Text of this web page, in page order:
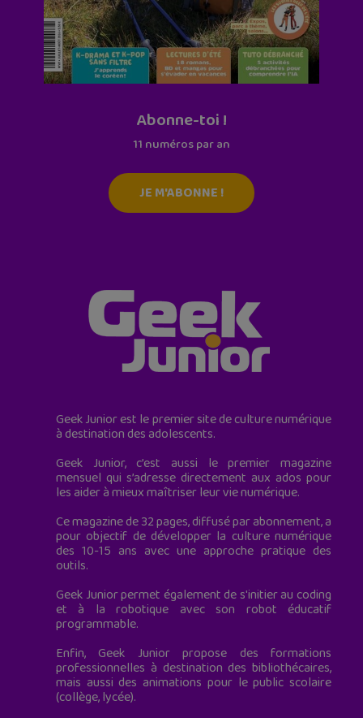
Abonne-toi !
11 numéros par an
JE M'ABONNE !
Geek Junior est le premier site de culture numérique
à destination des adolescents.
Geek Junior, c’est aussi le premier magazine
mensuel qui s’adresse directement aux ados pour
les aider à mieux maîtriser leur vie numérique.
Ce magazine de 32 pages, diffusé par abonnement, a
pour objectif de développer la culture numérique
des 10-15 ans avec une approche pratique des
outils.
Geek Junior permet également de s'initier au coding
et à la robotique avec son robot éducatif
programmable.
Enfin, Geek Junior propose des formations
professionnelles à destination des bibliothécaires,
mais aussi des animations pour le public scolaire
(collège, lycée).